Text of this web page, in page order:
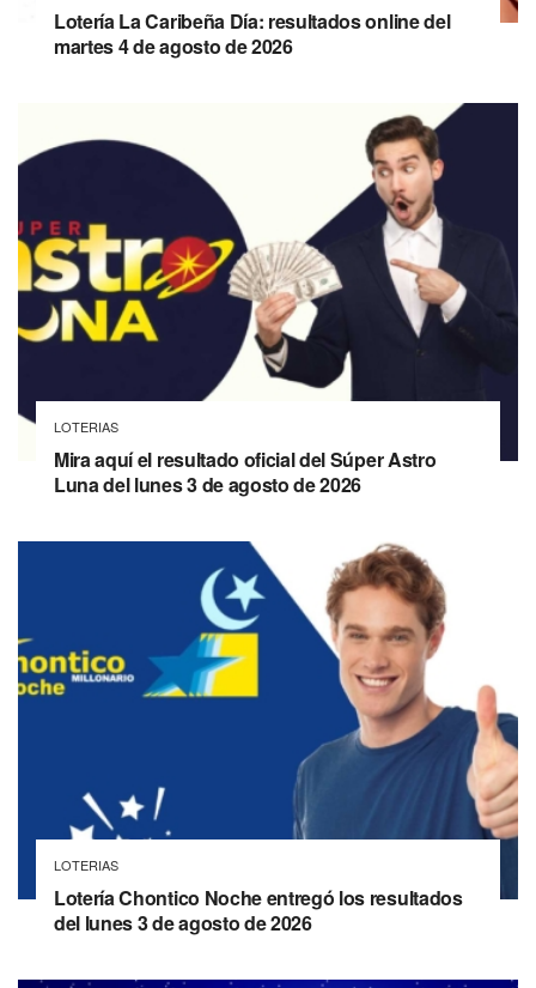
Lotería La Caribeña Día: resultados online del
martes 4 de agosto de 2026
LOTERIAS
Mira aquí el resultado oficial del Súper Astro
Luna del lunes 3 de agosto de 2026
LOTERIAS
Lotería Chontico Noche entregó los resultados
del lunes 3 de agosto de 2026